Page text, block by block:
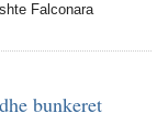
Falconara
bunkeret